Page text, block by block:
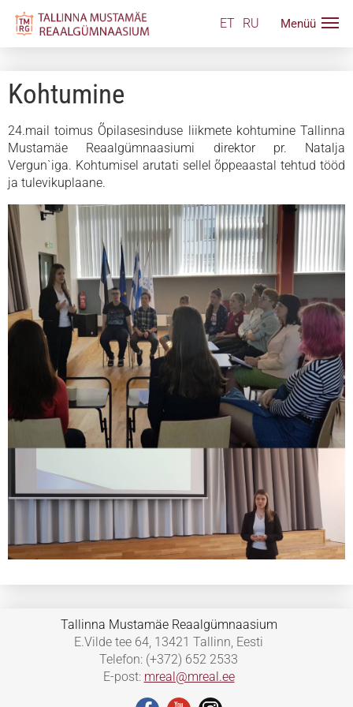
ET RU
Kohtumine
24.mail toimus Õpilasesinduse liikmete kohtumine Tallinna
Mustamäe Reaalgümnaasiumi direktor pr. Natalja
Vergun`iga. Kohtumisel arutati sellel õppeaastal tehtud tööd
ja tulevikuplaane.
Tallinna Mustamäe Reaalgümnaasium
E.Vilde tee 64, 13421 Tallinn, Eesti
Telefon: (+372) 652 2533
E-post: mreal@mreal.ee